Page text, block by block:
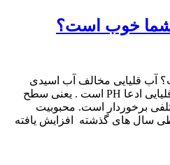
شما خوب است؟
آب قلیایی مخالف آب اسیدی
است . یعنی سطح PH بالاتر از آب معمولی است. طرفداران آب قلیایی ادعا
برخوردار است. محبوبیت
سال های گذشته افزایش یافته